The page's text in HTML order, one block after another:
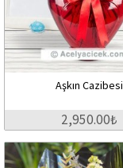
Aşkın Cazibesi
2,950.00₺